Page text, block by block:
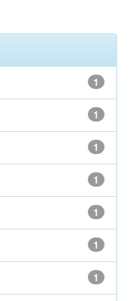
1
1
1
1
1
1
1